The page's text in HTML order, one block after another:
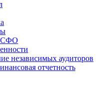
независимых аудиторов
отчетность